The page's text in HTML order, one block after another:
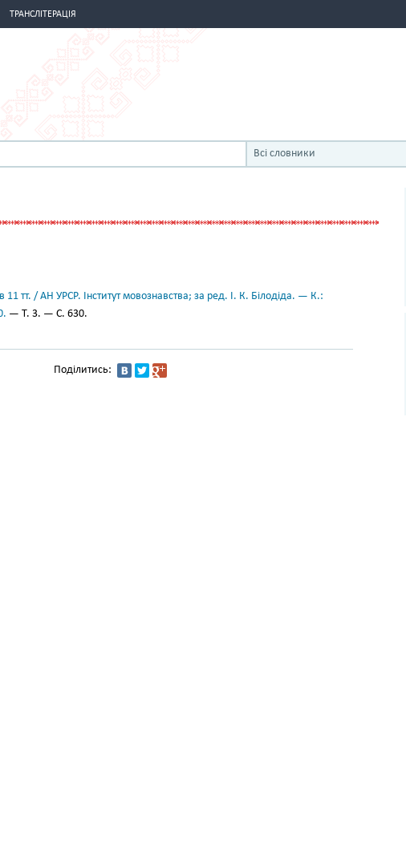
ТРАНСЛІТЕРАЦІЯ
Всі словники
11 тт. / АН УРСР. Інститут мовознавства; за ред. І. К. Білодіда. — К.:
— Т. 3. — С. 630.
Поділитись: